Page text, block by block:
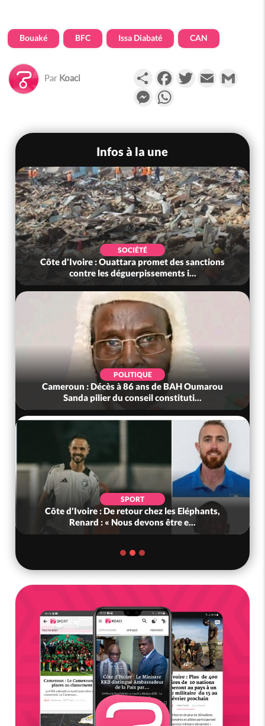
Bouaké BFC Issa Diabaté CAN
Par Koaci PartagerFacebookTwitterEmail
Messenger
Infos à la une
SOCIÉTÉ
Côte d'Ivoire : Ouattara promet des sanctions
contre les déguerpissements i...
POLITIQUE
Cameroun : Décès à 86 ans de BAH Oumarou
Sanda pilier du conseil constituti...
SPORT
Côte d'Ivoire : De retour chez les Eléphants,
Renard : « Nous devons être e...